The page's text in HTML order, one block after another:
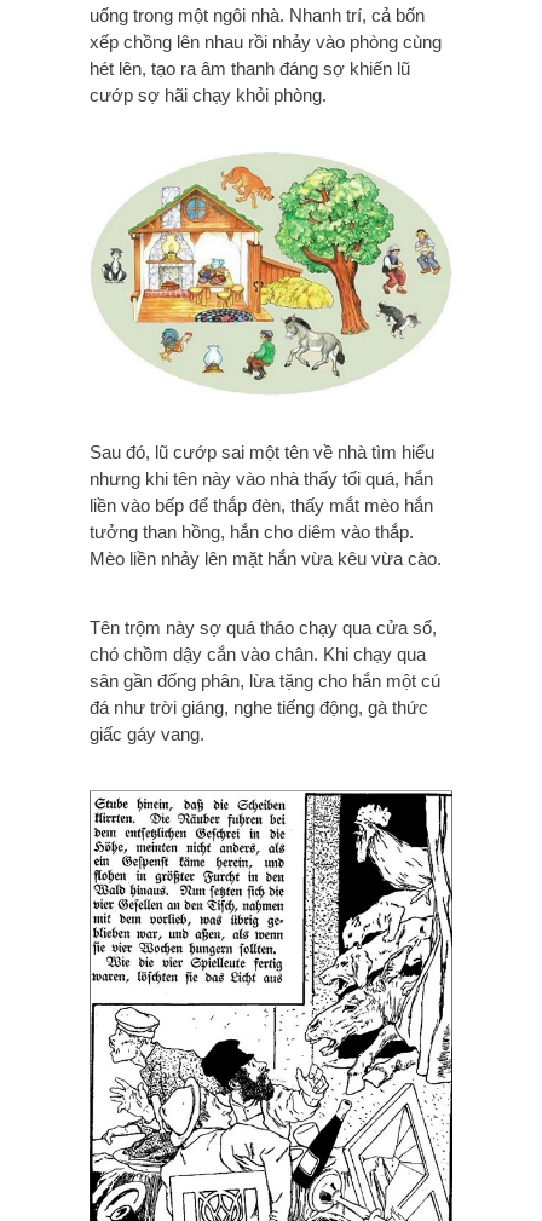
uống trong một ngôi nhà. Nhanh trí, cả bốn
xếp chồng lên nhau rồi nhảy vào phòng cùng
hét lên, tạo ra âm thanh đáng sợ khiến lũ
cướp sợ hãi chạy khỏi phòng.
Sau đó, lũ cướp sai một tên về nhà tìm hiểu
nhưng khi tên này vào nhà thấy tối quá, hắn
liền vào bếp để thắp đèn, thấy mắt mèo hắn
tưởng than hồng, hắn cho diêm vào thắp.
Mèo liền nhảy lên mặt hắn vừa kêu vừa cào.
Tên trộm này sợ quá tháo chạy qua cửa sổ,
chó chồm dậy cắn vào chân. Khi chạy qua
sân gần đống phân, lừa tặng cho hắn một cú
đá như trời giáng, nghe tiếng động, gà thức
giấc gáy vang.